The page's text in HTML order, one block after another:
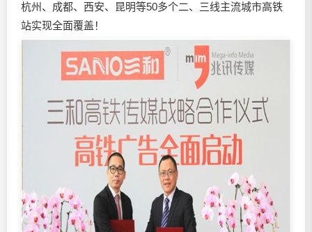
杭州、成都、西安、昆明等50多个二、三线主流城市高铁
站实现全面覆盖！